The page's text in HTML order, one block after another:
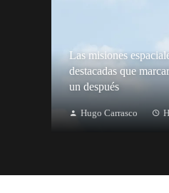
Las misiones
destacadas que
un después
Hugo Carrasco